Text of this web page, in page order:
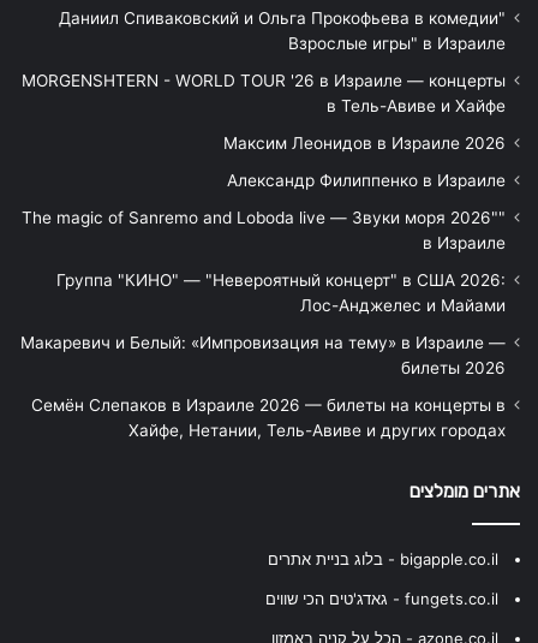
"Даниил Спиваковский и Ольга Прокофьева в комедии
Взрослые игры" в Израиле
MORGENSHTERN - WORLD TOUR '26 в Израиле — концерты
в Тель-Авиве и Хайфе
Максим Леонидов в Израиле 2026
Александр Филиппенко в Израиле
"The magic of Sanremo and Loboda live — Звуки моря 2026"
в Израиле
Группа "КИНО" — "Невероятный концерт" в США 2026:
Лос-Анджелес и Майами
Макаревич и Белый: «Импровизация на тему» в Израиле —
билеты 2026
Семён Слепаков в Израиле 2026 — билеты на концерты в
Хайфе, Нетании, Тель-Авиве и других городах
אתרים מומלצים
bigapple.co.il - בלוג בניית אתרים
fungets.co.il - גאדג'טים הכי שווים
azone.co.il - הכל על קניה באמזון